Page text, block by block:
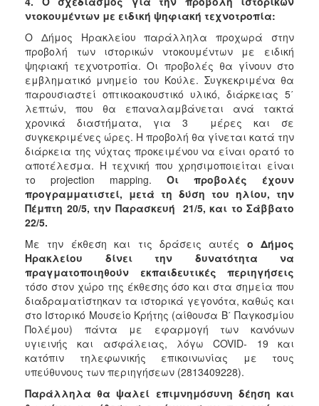
ντοκουμέντων με ειδική ψηφιακή τεχνοτροπία:
Ο Δήμος Ηρακλείου παράλληλα προχωρά στην
προβολή των ιστορικών ντοκουμέντων με ειδική
ψηφιακή τεχνοτροπία. Οι προβολές θα γίνουν στο
εμβληματικό μνημείο του Κούλε. Συγκεκριμένα θα
παρουσιαστεί οπτικοακουστικό υλικό, διάρκειας 5΄
λεπτών, που θα επαναλαμβάνεται ανά τακτά
χρονικά διαστήματα, για 3 μέρες και σε
συγκεκριμένες ώρες. Η προβολή θα γίνεται κατά την
διάρκεια της νύχτας προκειμένου να είναι ορατό το
αποτέλεσμα. Η τεχνική που χρησιμοποιείται είναι
το projection mapping. Οι προβολές έχουν
προγραμματιστεί, μετά τη δύση του ηλίου, την
Πέμπτη 20/5, την Παρασκευή 21/5, και το Σάββατο
22/5.
Με την έκθεση και τις δράσεις αυτές ο Δήμος
Ηρακλείου δίνει την δυνατότητα να
πραγματοποιηθούν εκπαιδευτικές περιηγήσεις
τόσο στον χώρο της έκθεσης όσο και στα σημεία που
διαδραματίστηκαν τα ιστορικά γεγονότα, καθώς και
στο Ιστορικό Μουσείο Κρήτης (αίθουσα Β΄ Παγκοσμίου
Πολέμου) πάντα με εφαρμογή των κανόνων
υγιεινής και ασφάλειας, λόγω COVID- 19 και
κατόπιν τηλεφωνικής επικοινωνίας με τους
υπεύθυνους των περιηγήσεων (2813409228).
Παράλληλα θα ψαλεί επιμνημόσυνη δέηση και